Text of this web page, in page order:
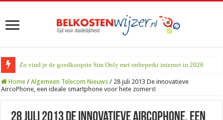
Zo vind je de goedkoopste Sim Only met onbeperkt internet in 2026
Home / Algemeen Telecom Nieuws / 28 juli 2013 De innovatieve
AircoPhone, een ideale smartphone voor hete zomers!